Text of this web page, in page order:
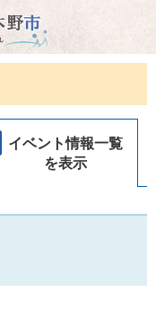
イベント情報一覧
を表示